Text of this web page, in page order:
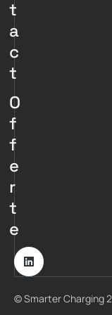
t
a
c
t
O
f
f
e
r
t
e
© Smarter Charging